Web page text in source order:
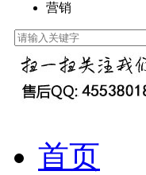
营销
首页